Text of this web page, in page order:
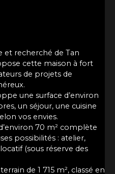
et recherché de Tan
cette maison à fort
de projets de
une surface d’environ
un séjour, une cuisine
vos envies.
70 m² complète
possibilités : atelier,
(sous réserve des
de 1 715 m², classé en